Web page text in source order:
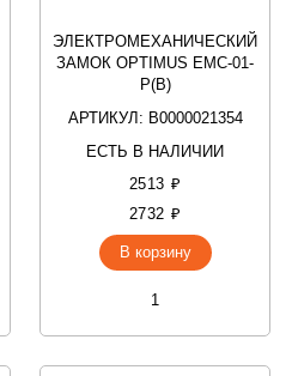
ЭЛЕКТРОМЕХАНИЧЕСКИЙ
ЗАМОК OPTIMUS EMC-01-
Р(B)
АРТИКУЛ: В0000021354
ЕСТЬ В НАЛИЧИИ
2513 ₽
2732 ₽
В корзину